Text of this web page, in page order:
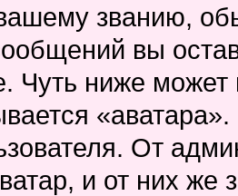
званию,
вы
Чуть ниже может
От
и от них же